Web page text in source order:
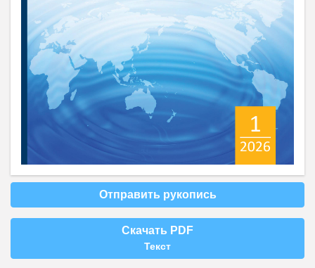
Отправить рукопись
Скачать PDF
Текст